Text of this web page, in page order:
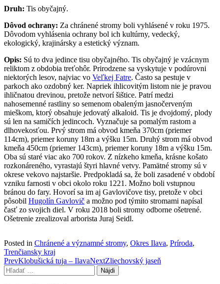
Druh: Tis obyčajný.
Dôvod ochrany: Za chránené stromy boli vyhlásené v roku 1975.
Dôvodom vyhlásenia ochrany bol ich kultúrny, vedecký,
ekologický, krajinársky a estetický význam.
Opis: Sú to dva jedince tisu obyčajného. Tis obyčajný je vzácnym
reliktom z obdobia treťohôr. Prirodzene sa vyskytuje v podúrovni
niektorých lesov, najviac vo Veľkej Fatre. Často sa pestuje v
parkoch ako ozdobný ker. Napriek ihlicovitým listom nie je pravou
ihličnatou drevinou, pretože netvorí šištice. Patrí medzi
nahosemenné rastliny so semenom obaleným jasnočerveným
mieškom, ktorý obsahuje jedovatý alkaloid. Tis je dvojdomý, plody
sú len na samičích jedincoch. Vyznačuje sa pomalým rastom a
dlhovekosťou. Prvý strom má obvod kmeňa 370cm (priemer
114cm), priemer koruny 18m a výšku 15m. Druhý strom má obvod
kmeňa 450cm (priemer 143cm), priemer koruny 18m a výšku 15m.
Oba sú staré viac ako 700 rokov. Z nízkeho kmeňa, krásne košato
rozkonáreného, vyrastajú štyri hlavné vetvy. Pamätné stromy sú v
okrese vekovo najstaršie. Predpokladá sa, že boli zasadené v období
vzniku farnosti v obci okolo roku 1221. Možno boli vstupnou
bránou do fary. Hovorí sa im aj Gavlovičove tisy, pretože v obci
pôsobil Hugolín Gavlovič a možno pod týmito stromami napísal
časť zo svojich diel. V roku 2018 boli stromy odborne ošetrené.
Ošetrenie zrealizoval arborista Juraj Seidl.
Posted in Chránené a významné stromy, Okres Ilava, Príroda,
Trenčiansky kraj
Post
navigation
PrevKlobušická tuja – IlavaNextZliechovský jaseň
Hľadať: